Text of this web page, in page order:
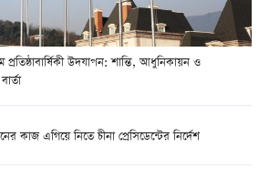
উদযাপন: শান্তি, আধুনিকায়ন ও
কাজ এগিয়ে নিতে চীনা প্রেসিডেন্টের নির্দেশ